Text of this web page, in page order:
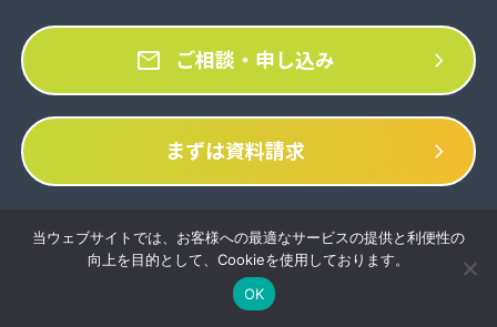
mail ご相談・申し込み chevron_right
まずは資料請求 chevron_right
お電話でのお問い合わせはこちら
092-292-5966
当ウェブサイトでは、お客様への最適なサービスの提供と利便性の
向上を目的として、Cookieを使用しております。
OK